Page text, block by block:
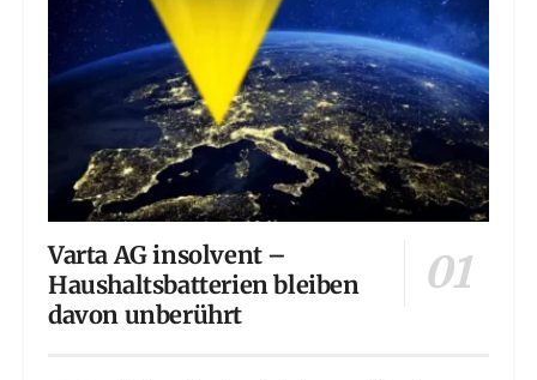
Varta AG insolvent –
Haushaltsbatterien bleiben
davon unberührt